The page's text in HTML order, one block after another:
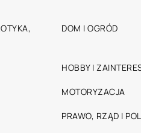
DOM I OGRÓD
HOBBY I
MOTORYZACJA
PRAWO, RZĄD I